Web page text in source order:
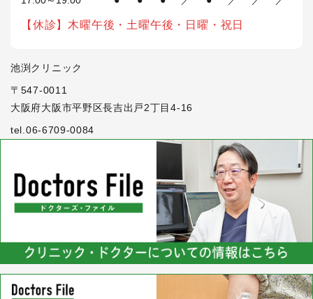
【休診】木曜午後・土曜午後・日曜・祝日
池渕クリニック
〒547-0011
大阪府大阪市平野区長吉出戸2丁目4-16
tel.06-6709-0084